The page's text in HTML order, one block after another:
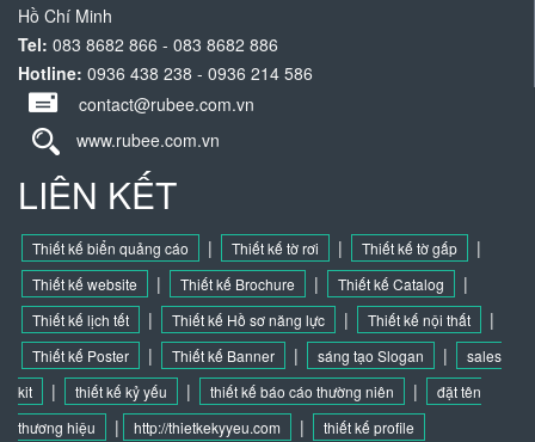
Hồ Chí Minh
Tel: 083 8682 866 - 083 8682 886
Hotline: 0936 438 238 - 0936 214 586
contact@rubee.com.vn
www.rubee.com.vn
LIÊN KẾT
Thiết kế biển quảng cáo | Thiết kế tờ rơi | Thiết kế tờ gấp |
Thiết kế website | Thiết kế Brochure | Thiết kế Catalog |
Thiết kế lịch tết | Thiết kế Hồ sơ năng lực | Thiết kế nội thất |
Thiết kế Poster | Thiết kế Banner | sáng tạo Slogan |
sales
kit
| thiết kế kỷ yếu | thiết kế báo cáo thường niên |
đặt tên
thương hiệu
| http://thietkekyyeu.com | thiết kế profile